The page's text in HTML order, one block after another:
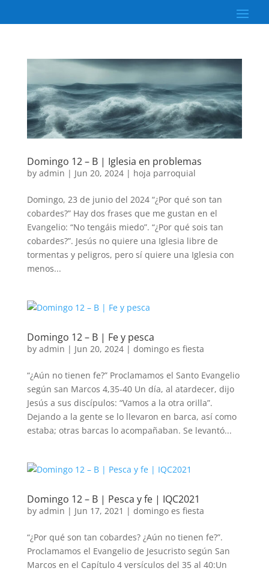
Domingo 12 – B | Iglesia en problemas
by admin | Jun 20, 2024| hoja parroquial
Domingo, 23 de junio del 2024 “¿Por qué son tan
cobardes?” Hay dos frases que me gustan en el
Evangelio: “No tengáis miedo”. “¿Por qué sois tan
cobardes?”. Jesús no quiere una Iglesia libre de
tormentas y peligros, pero sí quiere una Iglesia con
menos...
Domingo 12 – B | Fe y pesca
by admin | Jun 20, 2024| domingo es fiesta
“¿Aún no tienen fe?” Proclamamos el Santo Evangelio
según san Marcos 4,35-40 Un día, al atardecer, dijo
Jesús a sus discípulos: “Vamos a la otra orilla”.
Dejando a la gente se lo llevaron en barca, así como
estaba; otras barcas lo acompañaban. Se levantó...
Domingo 12 – B | Pesca y fe | IQC2021
by admin | Jun 17, 2021 | domingo es fiesta
“¿Por qué son tan cobardes? ¿Aún no tienen fe?”.
Proclamamos el Evangelio de Jesucristo según San
Marcos en el Capítulo 4 versículos del 35 al 40:Un